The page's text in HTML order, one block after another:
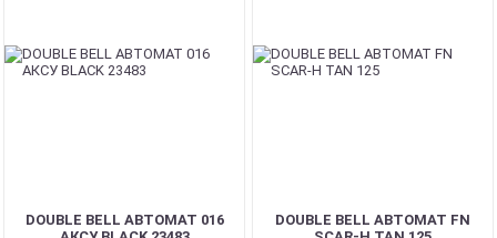
DOUBLE BELL АВТОМАТ 016
DOUBLE BELL АВТОМАТ FN